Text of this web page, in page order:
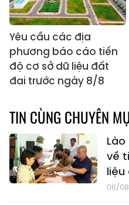
Yêu cầu các địa
phương báo cáo tiến
độ cơ sở dữ liệu đất
đai trước ngày 8/8
TIN CÙNG CHUYÊN
về
06/